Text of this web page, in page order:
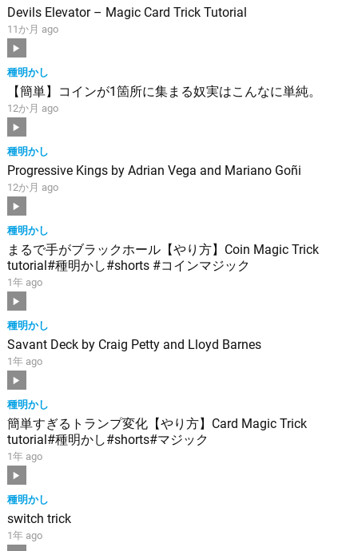
Devils Elevator – Magic Card Trick Tutorial
11か月 ago
種明かし
【簡単】コインが1箇所に集まる奴実はこんなに単純。
12か月 ago
種明かし
Progressive Kings by Adrian Vega and Mariano Goñi
12か月 ago
種明かし
まるで手がブラックホール【やり方】Coin Magic Trick
tutorial#種明かし#shorts #コインマジック
1年 ago
種明かし
Savant Deck by Craig Petty and Lloyd Barnes
1年 ago
種明かし
簡単すぎるトランプ変化【やり方】Card Magic Trick
tutorial#種明かし#shorts#マジック
1年 ago
種明かし
switch trick
1年 ago